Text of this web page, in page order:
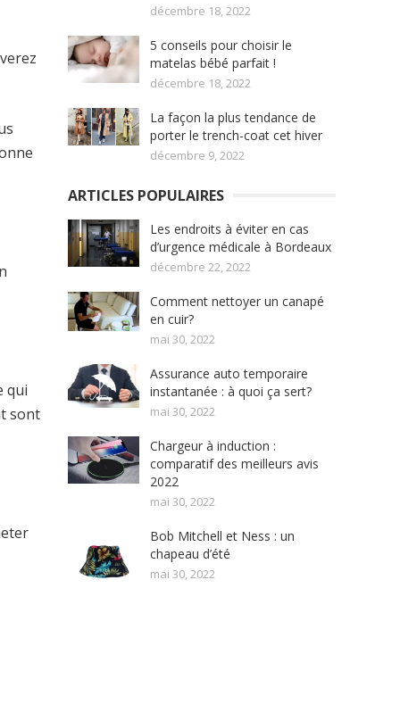
qui
sont
décembre 18, 2022
5 conseils pour choisir le
matelas bébé parfait !
décembre 18, 2022
La façon la plus tendance de
porter le trench-coat cet hiver
décembre 9, 2022
ARTICLES POPULAIRES
Les endroits à éviter en cas
d’urgence médicale à Bordeaux
décembre 22, 2022
Comment nettoyer un canapé
en cuir?
mai 30, 2022
Assurance auto temporaire
instantanée : à quoi ça sert?
mai 30, 2022
Chargeur à induction :
comparatif des meilleurs avis
2022
mai 30, 2022
Bob Mitchell et Ness : un
chapeau d’été
mai 30, 2022